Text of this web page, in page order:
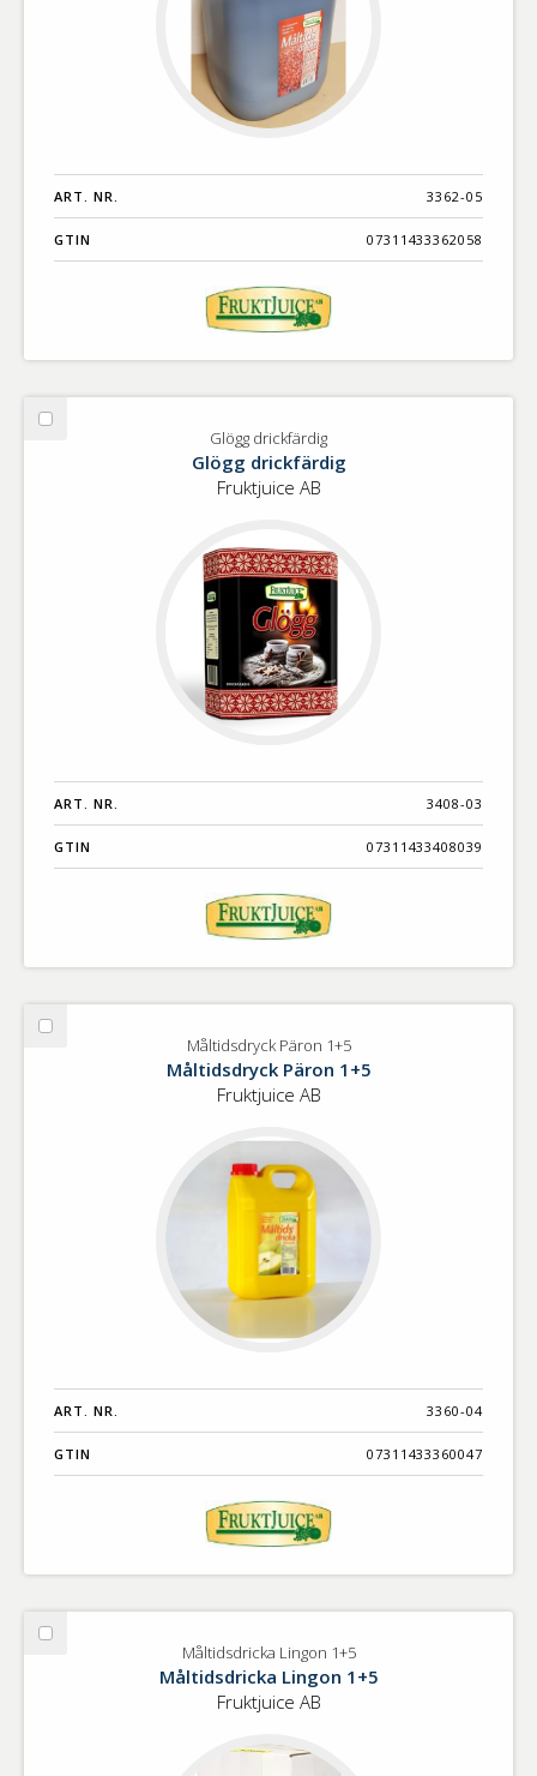
ART. NR. 3362-05
GTIN 07311433362058
Välj
Glögg drickfärdig
Glögg drickfärdig
Fruktjuice AB
ART. NR. 3408-03
GTIN 07311433408039
Välj
Måltidsdryck Päron 1+5
Måltidsdryck Päron 1+5
Fruktjuice AB
ART. NR. 3360-04
GTIN 07311433360047
Välj
Måltidsdricka Lingon 1+5
Måltidsdricka Lingon 1+5
Fruktjuice AB